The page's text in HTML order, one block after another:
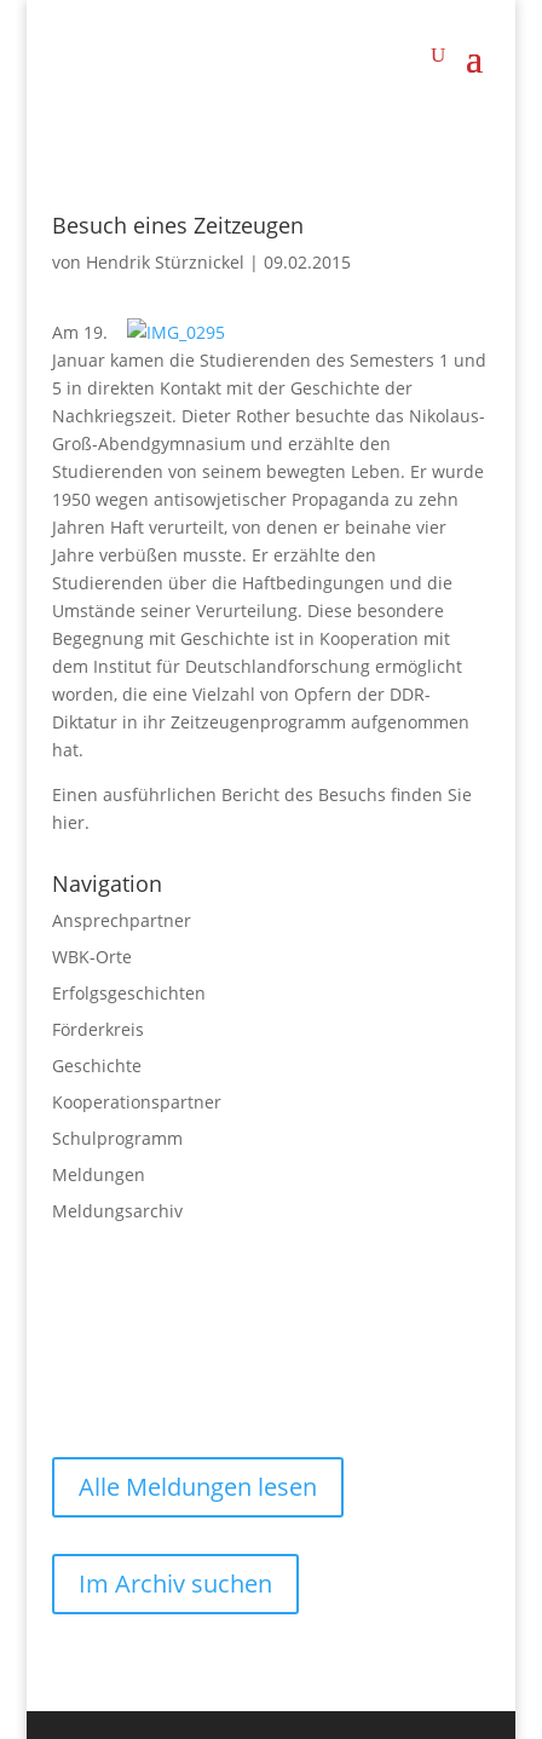
Besuch eines Zeitzeugen
von Hendrik Stürznickel | 09.02.2015
Am 19.
Januar kamen die Studierenden des Semesters 1 und
5 in direkten Kontakt mit der Geschichte der
Nachkriegszeit. Dieter Rother besuchte das Nikolaus-
Groß-Abendgymnasium und erzählte den
Studierenden von seinem bewegten Leben. Er wurde
1950 wegen antisowjetischer Propaganda zu zehn
Jahren Haft verurteilt, von denen er beinahe vier
Jahre verbüßen musste. Er erzählte den
Studierenden über die Haftbedingungen und die
Umstände seiner Verurteilung. Diese besondere
Begegnung mit Geschichte ist in Kooperation mit
dem Institut für Deutschlandforschung ermöglicht
worden, die eine Vielzahl von Opfern der DDR-
Diktatur in ihr Zeitzeugenprogramm aufgenommen
hat.
Einen ausführlichen Bericht des Besuchs finden Sie
hier.
Navigation
Ansprechpartner
WBK-Orte
Erfolgsgeschichten
Förderkreis
Geschichte
Kooperationspartner
Schulprogramm
Meldungen
Meldungsarchiv
Alle Meldungen lesen
Im Archiv suchen